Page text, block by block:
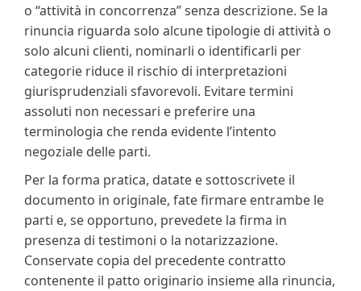
o “attività in concorrenza” senza descrizione. Se la
rinuncia riguarda solo alcune tipologie di attività o
solo alcuni clienti, nominarli o identificarli per
categorie riduce il rischio di interpretazioni
giurisprudenziali sfavorevoli. Evitare termini
assoluti non necessari e preferire una
terminologia che renda evidente l’intento
negoziale delle parti.
Per la forma pratica, datate e sottoscrivete il
documento in originale, fate firmare entrambe le
parti e, se opportuno, prevedete la firma in
presenza di testimoni o la notarizzazione.
Conservate copia del precedente contratto
contenente il patto originario insieme alla rinuncia,